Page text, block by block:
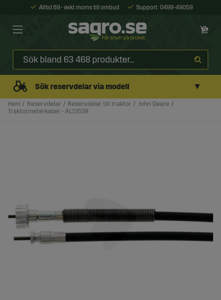
Alltid 69:- exkl. moms till ombud Support 0499-49059
Sök reservdelar via modell ▼
Hem Reservdelar Reservdelar till traktor
John Deere
Traktormeterkabel - AL13538